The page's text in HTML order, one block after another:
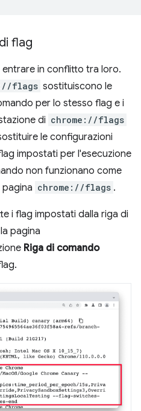
flag
in conflitto tra loro.
flags sostituiscono le
per lo stesso flag e i
di chrome://flags
le configurazioni
impostati per l'esecuzione
non funzionano come
chrome://flags .
i flag impostati dalla riga di
pagina
Riga di comando